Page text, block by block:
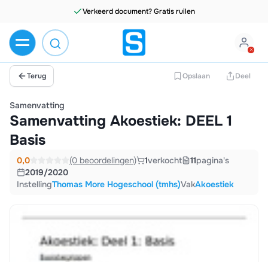
Verkeerd document? Gratis ruilen
Terug Opslaan Deel
Samenvatting
Samenvatting Akoestiek: DEEL 1
Basis
0,0 (0 beoordelingen) 1verkocht 11pagina's
2019/2020
InstellingThomas More Hogeschool (tmhs)VakAkoestiek